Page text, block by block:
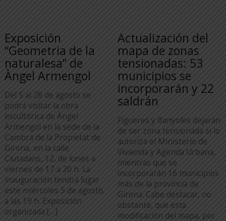
Exposición
“Geometria de la
naturalesa” de
Àngel Armengol
Del 5 al 28 de agosto se
podrá visitar la obra
escultórica de Àngel
Armengol en la sede de la
Cambra de la Propietat de
Girona, en la calle
Ciutadans, 12, de lunes a
viernes de 17 a 20 h. La
inauguración tendrá lugar
este miércoles 5 de agosto,
a las 19 h. Exposición
organizada […]
Actualización del
mapa de zonas
tensionadas: 53
municipios se
incorporarán y 22
saldrán
Figueres y Banyoles dejarán
de ser zona tensionada si lo
autoriza el Ministerio de
Vivienda y Agenda Urbana,
mientras que se
incorporarán 16 municipios
más de la provincia de
Girona. Cabe destacar, no
obstante, que esta
modificación del mapa, por